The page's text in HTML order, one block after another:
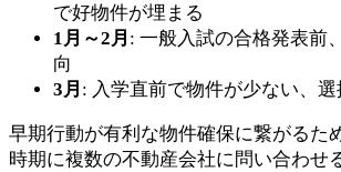
で好物件が埋まる
1月～2月 : 一般入試の合格発表前
向
3月 : 入学直前で物件が少ない、
早期行動が有利な物件確保に繋がるた
時期に複数の不動産会社に問い合わせ